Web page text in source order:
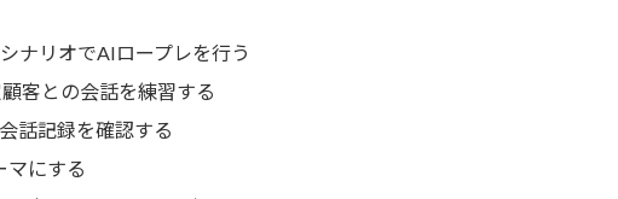
ナリオでAIロープレを行う
客との会話を練習する
話記録を確認する
マにする